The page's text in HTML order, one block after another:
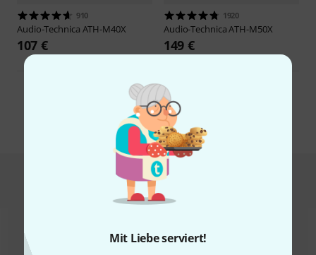
Mit Liebe serviert!
910
Audio-Technica ATH-M40X
107 €
1920
Audio-TechnicaATH-M50X
149 €
Alle Studio Kopfhörer
Noch nichts dabei?